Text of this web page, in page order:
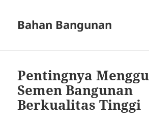
Bahan Bangunan
Pentingnya
Semen Bangunan
Berkualitas Tinggi